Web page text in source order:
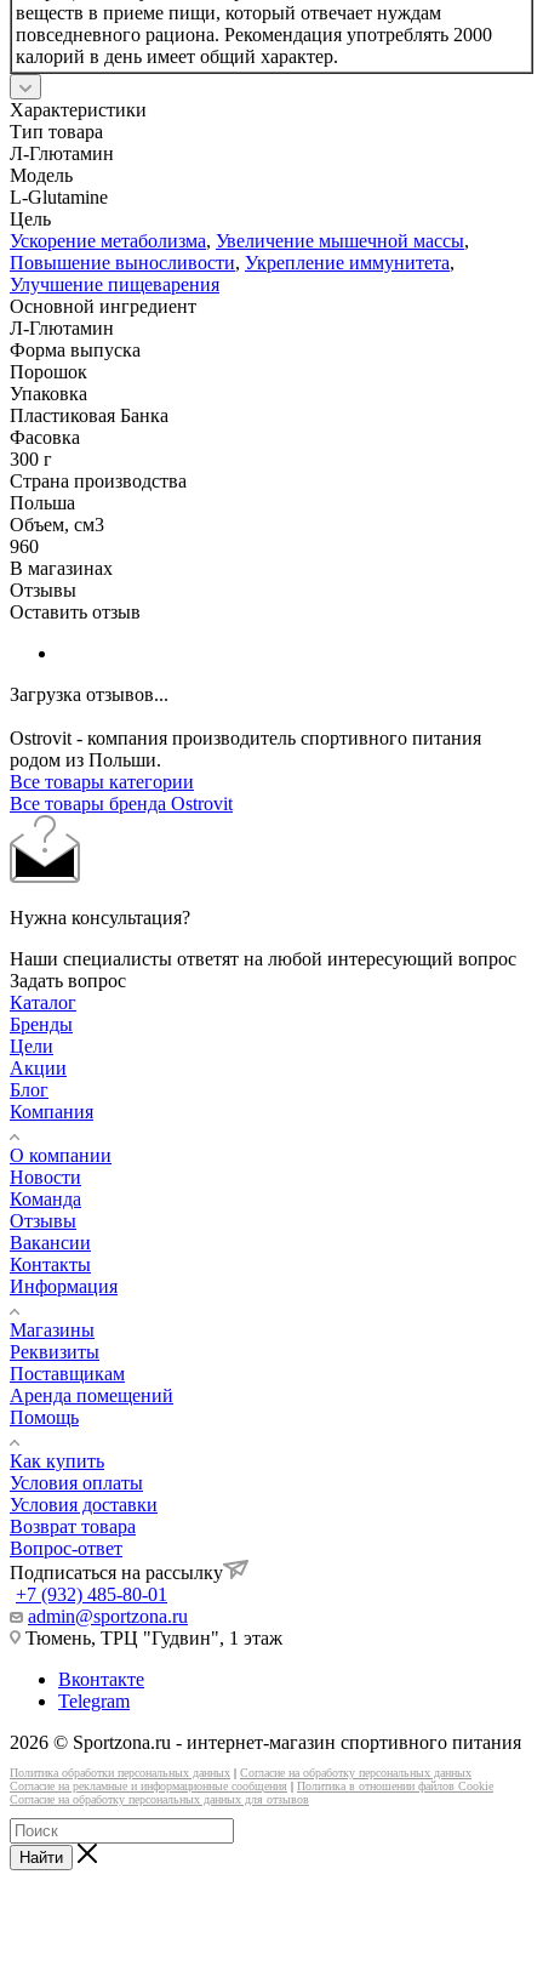
веществ в приеме пищи, который отвечает нуждам
повседневного рациона. Рекомендация употреблять 2000
калорий в день имеет общий характер.
Характеристики
Тип товара
Л-Глютамин
Модель
L-Glutamine
Цель
Ускорение метаболизма, Увеличение мышечной массы,
Повышение выносливости, Укрепление иммунитета,
Улучшение пищеварения
Основной ингредиент
Л-Глютамин
Форма выпуска
Порошок
Упаковка
Пластиковая Банка
Фасовка
300 г
Страна производства
Польша
Объем, см3
960
В магазинах
Отзывы
Оставить отзыв
Загрузка отзывов...
Ostrovit - компания производитель спортивного питания
родом из Польши.
Все товары категории
Все товары бренда Ostrovit
Нужна консультация?
Наши специалисты ответят на любой интересующий вопрос
Задать вопрос
Каталог
Бренды
Цели
Акции
Блог
Компания
О компании
Новости
Команда
Отзывы
Вакансии
Контакты
Информация
Магазины
Реквизиты
Поставщикам
Аренда помещений
Помощь
Как купить
Условия оплаты
Условия доставки
Возврат товара
Вопрос-ответ
Подписаться на рассылку
+7 (932) 485-80-01
admin@sportzona.ru
Тюмень, ТРЦ "Гудвин", 1 этаж
Вконтакте
Telegram
2026 © Sportzona.ru - интернет-магазин спортивного питания
Политика обработки персональных данных | Согласие на обработку персональных данных
Согласие на рекламные и информационные сообщения | Политика в отношении файлов Cookie
Согласие на обработку персональных данных для отзывов
Найти